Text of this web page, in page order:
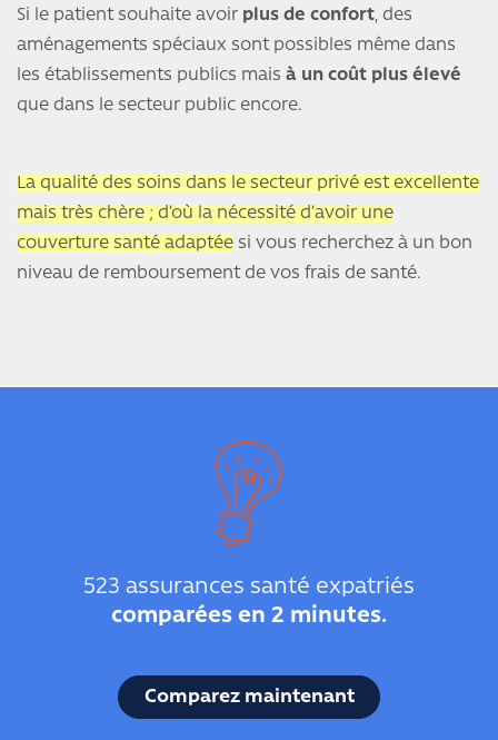
Si le patient souhaite avoir plus de confort, des
aménagements spéciaux sont possibles même dans
les établissements publics mais à un coût plus élevé
que dans le secteur public encore.
La qualité des soins dans le secteur privé est excellente
mais très chère ; d’où la nécessité d’avoir une
couverture santé adaptée si vous recherchez à un bon
niveau de remboursement de vos frais de santé.
523 assurances santé expatriés
comparées en 2 minutes.
Comparez maintenant